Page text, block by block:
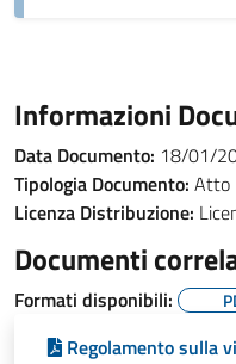
Informazioni
Data Documento: 18/01/
Tipologia Documento: Atto
Licenza Distribuzione:
Documenti
Formati disponibili:
Regolamento sulla